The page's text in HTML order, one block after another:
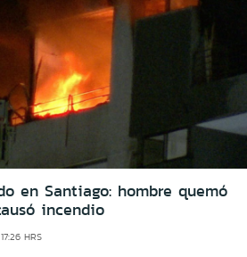
en Santiago: hombre quemó
incendio
HRS